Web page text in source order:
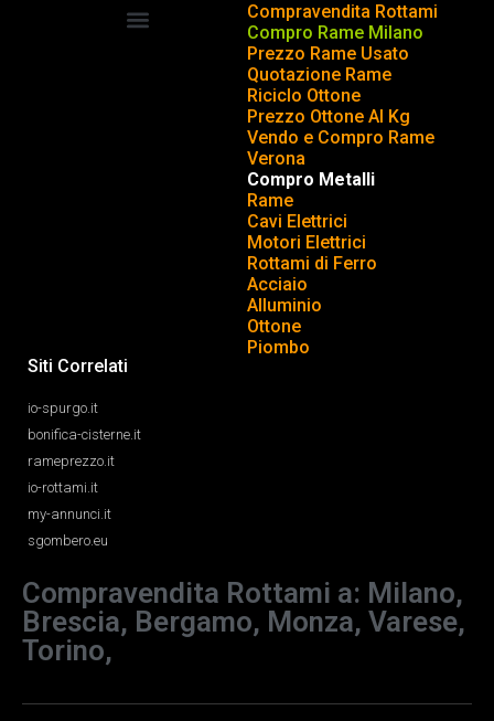
Compravendita Rottami
Compro Rame Milano
Prezzo Rame Usato
Quotazione Rame
Riciclo Ottone
Prezzo Ottone Al Kg
Vendo e Compro Rame
Verona
Compro Metalli
Rame
Cavi Elettrici
Motori Elettrici
Rottami di Ferro
Acciaio
Alluminio
Ottone
Piombo
Siti Correlati
io-spurgo.it
bonifica-cisterne.it
rameprezzo.it
io-rottami.it
my-annunci.it
sgombero.eu
Compravendita Rottami a: Milano,
Brescia, Bergamo, Monza, Varese,
Torino,